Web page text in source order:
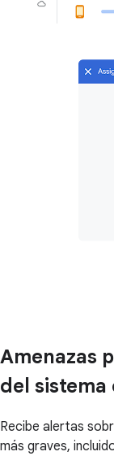
Amenazas
del
Recibe alertas
más graves,